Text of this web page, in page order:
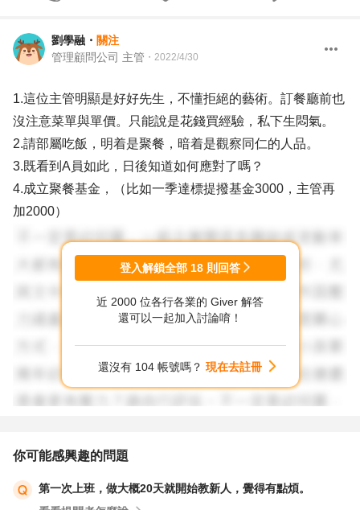
劉學融 ・ 關注
管理顧問公司 主管 ・ 2022/4/30
1.這位主管明顯是好好先生，不懂拒絕的藝術。訂餐廳前也
沒注意菜單與單價。只能說是花錢買經驗，私下生悶氣。
2.請部屬吃飯，明着是聚餐，暗着是觀察同仁的人品。
3.既看到A員如此，日後知道如何應對了嗎？
4.成立聚餐基金，（比如一季達標提撥基金3000，主管再
加2000）
登入解鎖全部 18 則回答
近 2000 位各行各業的 Giver 解答
還可以一起加入討論唷！
還沒有 104 帳號嗎？ 現在去註冊
你可能感興趣的問題
第一次上班，做大概20天就開始教新人，覺得有點煩。